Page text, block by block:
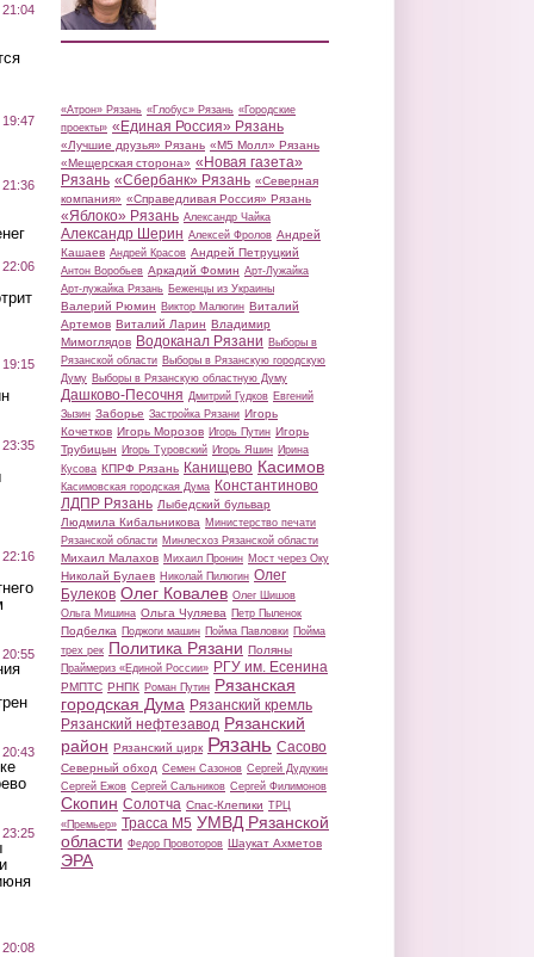
«Атрон» Рязань «Глобус» Рязань «Городские
проекты» «Единая Россия» Рязань
«Лучшие друзья» Рязань «М5 Молл» Рязань
«Мещерская сторона» «Новая газета»
Рязань «Сбербанк» Рязань «Северная
компания» «Справедливая Россия» Рязань
«Яблоко» Рязань Александр Чайка
Александр Шерин Алексей Фролов Андрей
Кашаев Андрей Красов Андрей Петруцкий
Антон Воробьев Аркадий Фомин Арт-Лужайка
Арт-лужайка Рязань Беженцы из Украины
Валерий Рюмин Виктор Малюгин Виталий
Артемов Виталий Ларин Владимир
Мимоглядов Водоканал Рязани Выборы в
Рязанской области Выборы в Рязанскую городскую
Думу Выборы в Рязанскую областную Думу
Дашково-Песочня Дмитрий Гудков Евгений
Зызин Заборье Застройка Рязани Игорь
Кочетков Игорь Морозов Игорь Путин Игорь
Трубицын Игорь Туровский Игорь Яшин Ирина
Кусова КПРФ Рязань Канищево Касимов
Касимовская городская Дума Константиново
ЛДПР Рязань Лыбедский бульвар
Людмила Кибальникова Министерство печати
Рязанской области Минлесхоз Рязанской области
Михаил Малахов Михаил Пронин Мост через Оку
Николай Булаев Николай Пилюгин Олег
Булеков Олег Ковалев Олег Шишов
Ольга Мишина Ольга Чуляева Петр Пыленок
Подбелка Поджоги машин Пойма Павловки Пойма
трех рек Политика Рязани Поляны
Праймериз «Единой России» РГУ им. Есенина
РМПТС РНПК Роман Путин Рязанская
городская Дума Рязанский кремль
Рязанский нефтезавод Рязанский
район Рязанский цирк Рязань Сасово
Северный обход Семен Сазонов Сергей Дудукин
Сергей Ежов Сергей Сальников Сергей Филимонов
Скопин Солотча Спас-Клепики ТРЦ
«Премьер» Трасса М5 УМВД Рязанской
области Федор Провоторов Шаукат Ахметов
ЭРА